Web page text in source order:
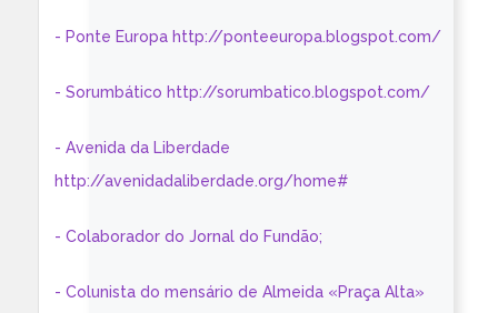
- Ponte Europa http://ponteeuropa.blogspot.com/
- Sorumbático http://sorumbatico.blogspot.com/
- Avenida da Liberdade
http://avenidadaliberdade.org/home#
- Colaborador do Jornal do Fundão;
- Colunista do mensário de Almeida «Praça Alta»